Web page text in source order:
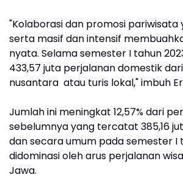
"Kolaborasi dan promosi
serta masif dan intensif
nyata. Selama semester I tahun
433,57 juta perjalanan domestik
nusantara atau turis lokal," imbuh
Jumlah ini meningkat 12,57% dari
sebelumnya yang tercatat 385,16
dan secara umum pada semester I
didominasi oleh arus perjalanan
Jawa.